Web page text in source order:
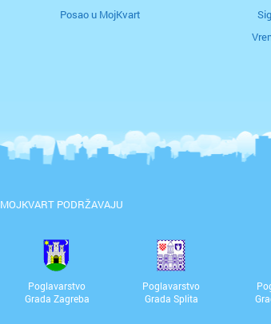
Posao u MojKvart
MOJKVART PODRŽAVAJU
Poglavarstvo
Grada Zagreba
Poglavarstvo
Grada Splita